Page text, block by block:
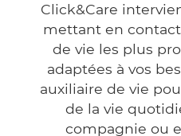
Click&Care
mettant en
de vie les plus
adaptées à vos
auxiliaire de vie
de la vie
compagnie ou